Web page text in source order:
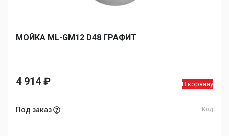
МОЙКA ML-GM12 D48 ГРАФИТ
4 914₽ В корзину
Под заказ Код